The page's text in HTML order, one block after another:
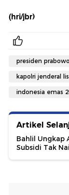
(hri/jbr)
presiden
kapolri jenderal
indonesia emas
Artikel
Bahlil Ungkap
Subsidi Tak